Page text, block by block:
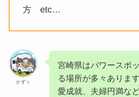
方 etc…
かずぅ
宮崎県はパワースポ
る場所が多々ありま
愛成就、夫婦円満な